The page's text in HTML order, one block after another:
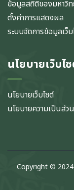
ข้อมูลสถิติของมหาวิ
ตั้งค่าการแสดงผล
ระบบจัดการข้อมูลเว็บ
นโยบายเว็บไ
นโยบายเว็บไซต์
นโยบายความเป็นส่ว
Copyright ©